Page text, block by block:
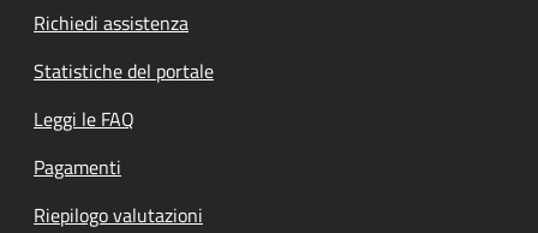
Richiedi assistenza
Statistiche del portale
Leggi le FAQ
Pagamenti
Riepilogo valutazioni